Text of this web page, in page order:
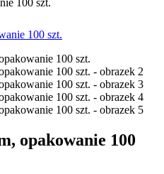
opakowanie 100